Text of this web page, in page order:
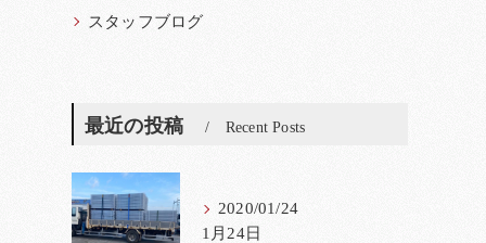
スタッフブログ
最近の投稿 Recent Posts
2020/01/24
1月24日